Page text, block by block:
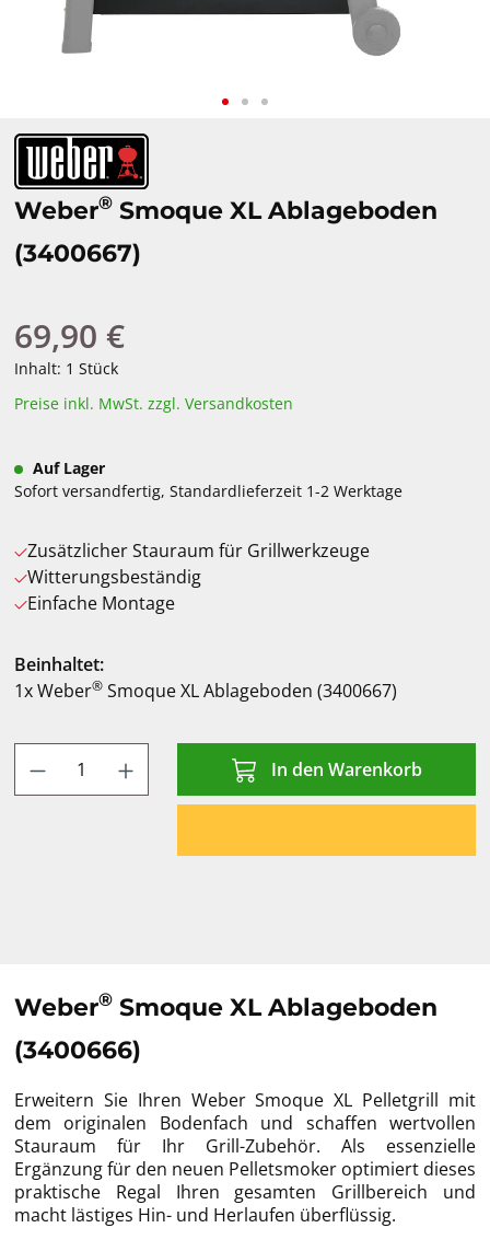
Weber® Smoque XL Ablageboden
(3400667)
Regulärer Preis:
69,90 €
Inhalt: 1 Stück
Preise inkl. MwSt. zzgl. Versandkosten
Auf Lager
Sofort versandfertig, Standardlieferzeit 1-2 Werktage
Zusätzlicher Stauraum für Grillwerkzeuge
Witterungsbeständig
Einfache Montage
Beinhaltet:
1x Weber® Smoque XL Ablageboden (3400667)
Produkt Anzahl: Gib den gewünschten
In den Warenkorb
Weber® Smoque XL Ablageboden
(3400666)
Erweitern Sie Ihren Weber Smoque XL Pelletgrill mit
dem originalen Bodenfach und schaffen wertvollen
Stauraum für Ihr Grill-Zubehör. Als essenzielle
Ergänzung für den neuen Pelletsmoker optimiert dieses
praktische Regal Ihren gesamten Grillbereich und
macht lästiges Hin- und Herlaufen überflüssig.